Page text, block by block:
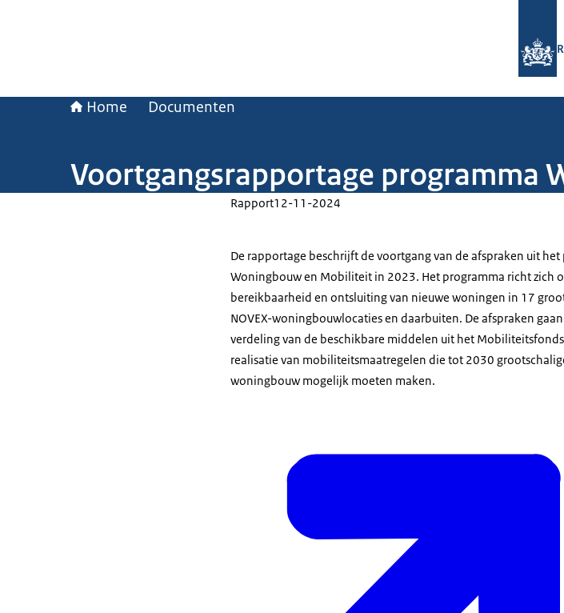
Home Documenten
Voortgangsrapportage programma
Rapport12-11-2024
De rapportage beschrijft de voortgang van de afspraken uit het
Woningbouw en Mobiliteit in 2023. Het programma richt zich
bereikbaarheid en ontsluiting van nieuwe woningen in 17
NOVEX-woningbouwlocaties en daarbuiten. De afspraken
verdeling van de beschikbare middelen uit het
realisatie van mobiliteitsmaatregelen die tot 2030
woningbouw mogelijk moeten maken.